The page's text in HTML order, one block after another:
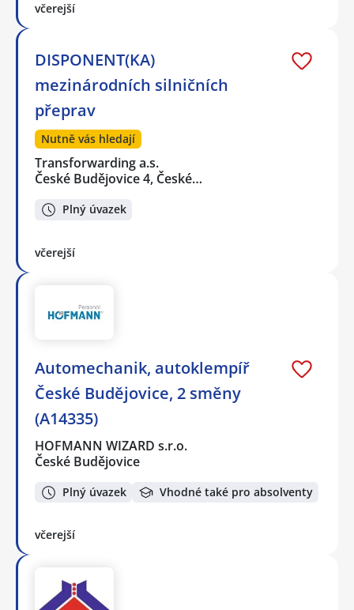
včerejší
DISPONENT(KA)
mezinárodních silničních
přeprav
Nutně vás hledají
Transforwarding a.s.
České Budějovice 4, České…
Plný úvazek
včerejší
Automechanik, autoklempíř
České Budějovice, 2 směny
(A14335)
HOFMANN WIZARD s.r.o.
České Budějovice
Plný úvazek Vhodné také pro absolventy
včerejší